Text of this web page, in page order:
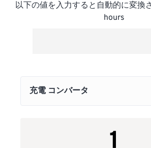
以下の値を入力すると自動的に変換
hours